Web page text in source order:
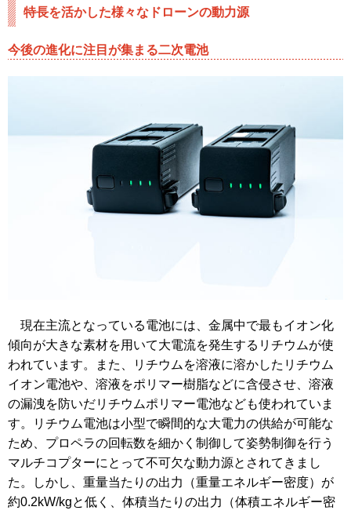
特長を活かした様々なドローンの動力源
今後の進化に注目が集まる二次電池
現在主流となっている電池には、金属中で最もイオン化
傾向が大きな素材を用いて大電流を発生するリチウムが使
われています。また、リチウムを溶液に溶かしたリチウム
イオン電池や、溶液をポリマー樹脂などに含侵させ、溶液
の漏洩を防いだリチウムポリマー電池なども使われていま
す。リチウム電池は小型で瞬間的な大電力の供給が可能な
ため、プロペラの回転数を細かく制御して姿勢制御を行う
マルチコプターにとって不可欠な動力源とされてきまし
た。しかし、重量当たりの出力（重量エネルギー密度）が
約0.2kW/kgと低く、体積当たりの出力（体積エネルギー密